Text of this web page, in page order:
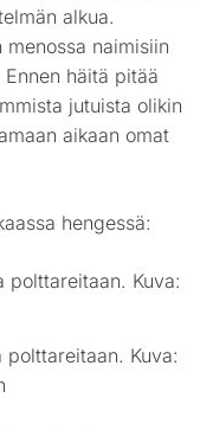
alkua.
menossa naimisiin
häitä pitää
jutuista olikin
aikaan omat
hengessä:
Kuva: